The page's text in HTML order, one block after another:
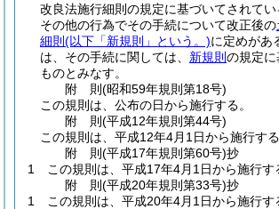
改良法施行細則の規定に基づいてされて
その他の行為でその手続について改正後の
細則 (以下「新規則」という。)に定めがあ
は、その手続に関しては、 新規則 の規定
ものとみなす。
附 則(昭和59年規則第18号)
この規則は、公布の日から施行する。
附 則(平成12年規則第44号)
この規則は、平成12年4月1日から施行する
附 則(平成17年規則第60号)抄
1
この規則は、平成17年4月1日から施行す
附 則(平成20年規則第33号)抄
1
この規則は、平成20年4月1日から施行す